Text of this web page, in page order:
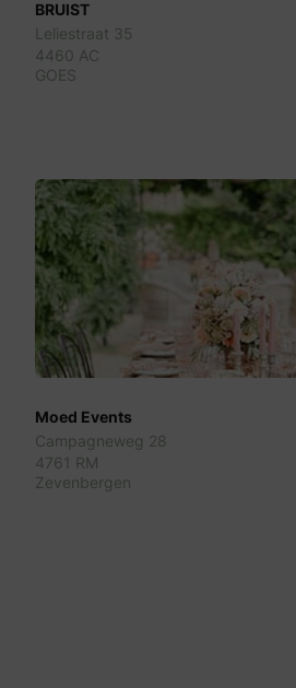
BRUIST
Leliestraat 35
4460 AC
GOES
Moed Events
Campagneweg 28
4761 RM
Zevenbergen